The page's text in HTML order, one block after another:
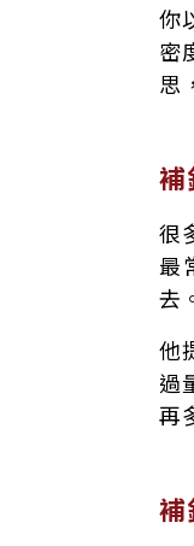
補
補
補
補
懶
你
密
思
很
最
去
他
過
再
補